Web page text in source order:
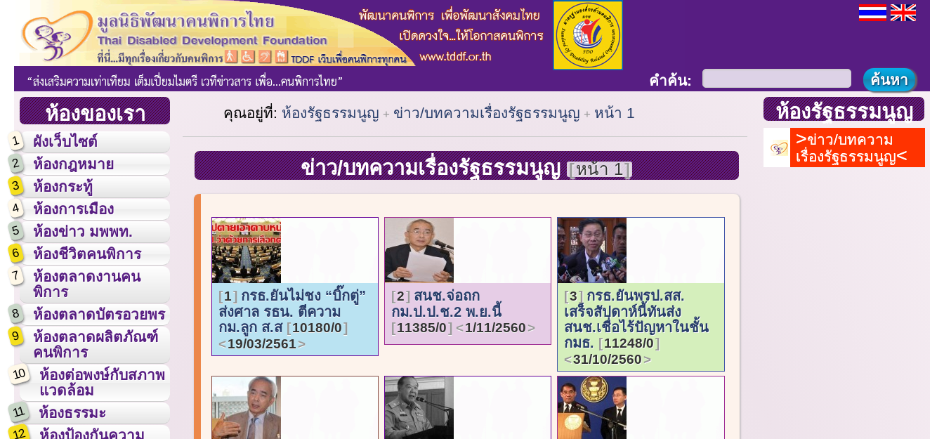
ห้องของเรา
1 ผังเว็บไซต์
2 ห้องกฎหมาย
3 ห้องกระทู้
4 ห้องการเมือง
5 ห้องข่าว มพพท.
6 ห้องชีวิตคนพิการ
7
ห้องตลาดงานคน
พิการ
8 ห้องตลาดบัตรอวยพร
9
ห้องตลาดผลิตภัณฑ์
คนพิการ
10
ห้องต่อพงษ์กับสภาพ
แวดล้อม
11 ห้องธรรมะ
12
ห้องป้องกันความ
คำค้น:
คุณอยู่ที่: ห้องรัฐธรรมนูญ ข่าว/บทความเรื่องรัฐธรรมนูญ หน้า 1
ข่าว/บทความเรื่องรัฐธรรมนูญ หน้า 1
1
กรธ.ยันไม่ชง “บิ๊กตู่”
ส่งศาล รธน. ตีความ
กม.ลูก ส.ส
10180/0
19/03/2561
2
สนช.จ่อถก
กม.ป.ป.ช.2 พ.ย.นี้
11385/0 1/11/2560
3
กรธ.ยันพรป.สส.
เสร็จสัปดาห์นี้ทันส่ง
สนช.เชื่อไร้ปัญหาในชั้น
กมธ.
11248/0
31/10/2560
ห้องรัฐธรรมนูญ
ข่าว/บทความ
เรื่องรัฐธรรมนูญ